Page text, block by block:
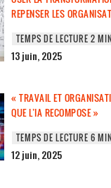
REPENSER LES
13 juin, 2025
« TRAVAIL ET
QUE L’IA RECOMPOSE »
12 juin, 2025